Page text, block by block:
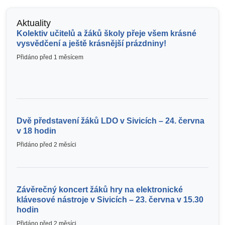
Aktuality
Kolektiv učitelů a žáků školy přeje všem krásné
vysvědčení a ještě krásnější prázdniny!
Přidáno před 1 měsícem
Dvě představení žáků LDO v Sivicích – 24. června
v 18 hodin
Přidáno před 2 měsíci
Závěrečný koncert žáků hry na elektronické
klávesové nástroje v Sivicích – 23. června v 15.30
hodin
Přidáno před 2 měsíci